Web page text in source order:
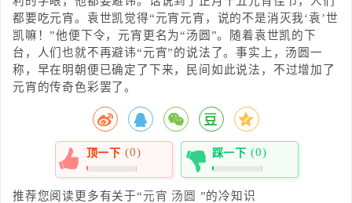
都要吃元宵。袁世凯觉得“元宵元宵，说的不是消灭我‘袁’世
凯嘛！”他便下令，元宵更名为“汤圆”。随着袁世凯的下
台，人们也就不再避讳“元宵”的说法了。事实上，汤圆一
称，早在明朝便已确定了下来，民间如此说法，不过增加了
元宵的传奇色彩罢了。
顶一下 (0)
0%
踩一下 (0)
0%
推荐您阅读更多有关于“元宵 汤圆 ”的冷知识